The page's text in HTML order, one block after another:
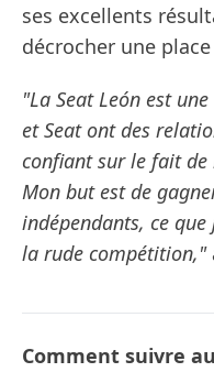
ses excellents
décrocher une
"La Seat León est
et Seat ont des
confiant sur le fait
Mon but est de
indépendants, ce
la rude compétition,"
Comment suivre